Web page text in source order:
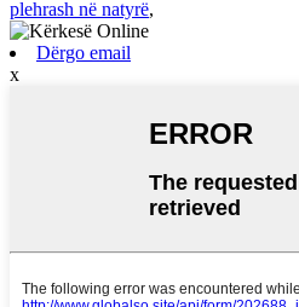
plehrash në natyrë,
Dërgo email
x